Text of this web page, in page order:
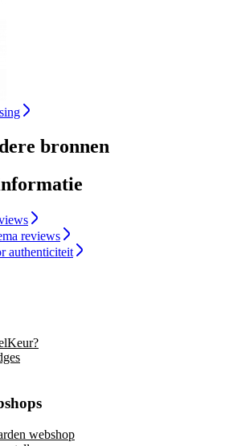
bronnen
reviews
authenticiteit
webshop